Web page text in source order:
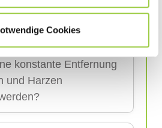
Cookies
konstante Entfernung
und Harzen